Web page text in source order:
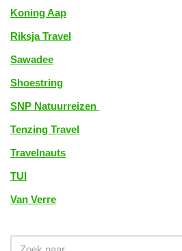
Koning Aap
Riksja Travel
Sawadee
Shoestring
SNP Natuurreizen
Tenzing Travel
Travelnauts
TUI
Van Verre